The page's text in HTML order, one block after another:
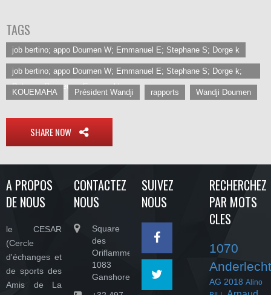
TAGS
job bertino; appo Doumen W; Emmanuel E; Stephane S; Dorge k
job bertino; appo Doumen W; Emmanuel E; Stephane S; Dorge k;
Buteurs; Passeurs; Cesar-asbl
KOUEMAHA Président Wandji rapports Wandji Doumen
SHARE NOW
A PROPOS
DE NOUS
le CESAR
(Cercle
d'échanges et
de sports des
Amis de La
CONTACTEZ
NOUS
Square
des
Oriflammes,
1083
Ganshoren
SUIVEZ
NOUS
RECHERCHEZ
PAR MOTS
CLES
1070
Anderlecht
AG 2018 Alino